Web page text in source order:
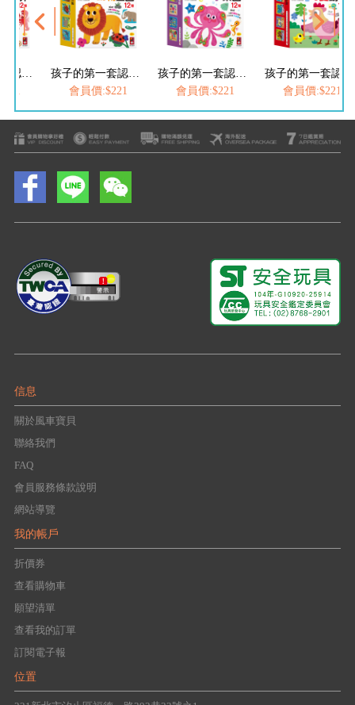
孩子的第一套認知拼圖-動物王國
孩子的第一套認知拼圖-數字樂園
會員價:$221
孩子的第一套認知拼圖-可愛動物
會員價:$221
會員價
信息
關於風車寶貝
聯絡我們
FAQ
會員服務條款說明
網站導覽
我的帳戶
折價券
查看購物車
願望清單
查看我的訂單
訂閱電子報
位置